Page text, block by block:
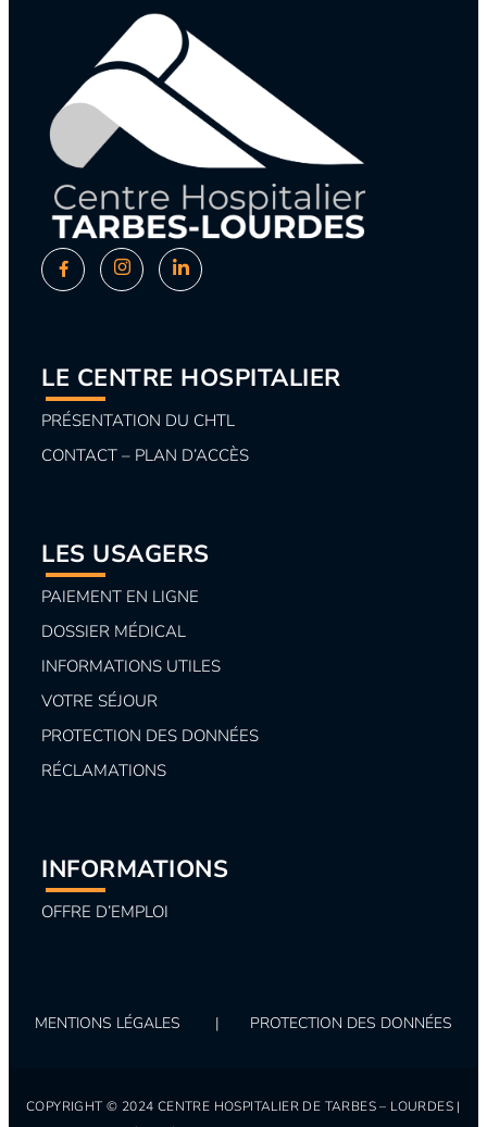
LE CENTRE HOSPITALIER
PRÉSENTATION DU CHTL
CONTACT – PLAN D’ACCÈS
LES USAGERS
PAIEMENT EN LIGNE
DOSSIER MÉDICAL
INFORMATIONS UTILES
VOTRE SÉJOUR
PROTECTION DES DONNÉES
RÉCLAMATIONS
INFORMATIONS
OFFRE D’EMPLOI
MENTIONS LÉGALES | PROTECTION DES DONNÉES
COPYRIGHT © 2024 CENTRE HOSPITALIER DE TARBES – LOURDES |